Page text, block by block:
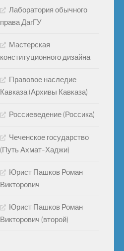
Лаборатория обычного
права ДагГУ
Мастерская
конституционного дизайна
Правовое наследие
Кавказа (Архивы Кавказа)
Россиеведение (Россика)
Чеченское государство
(Путь Ахмат-Хаджи)
Юрист Пашков Роман
Викторович
Юрист Пашков Роман
Викторович (второй)